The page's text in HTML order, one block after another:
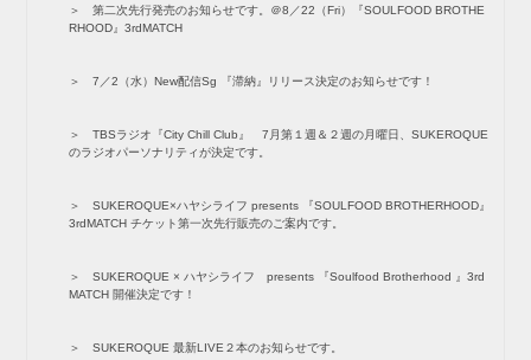
第二次先行発売のお知らせです。＠8／22（Fri）『SOULFOOD BROTHE
RHOOD』3rdMATCH
7／2（水）New配信Sg 『滞納』リリース決定のお知らせです！
TBSラジオ『City Chill Club』 7月第１週＆２週の月曜日、SUKEROQUE
のラジオパーソナリティが決定です。
SUKEROQUE×ハヤシライフ presents 『SOULFOOD BROTHERHOOD』
3rdMATCH チケット第一次先行販売のご案内です。
SUKEROQUE × ハヤシライフ presents 『Soulfood Brotherhood 』3rd
MATCH 開催決定です！
SUKEROQUE 最新LIVE２本のお知らせです。